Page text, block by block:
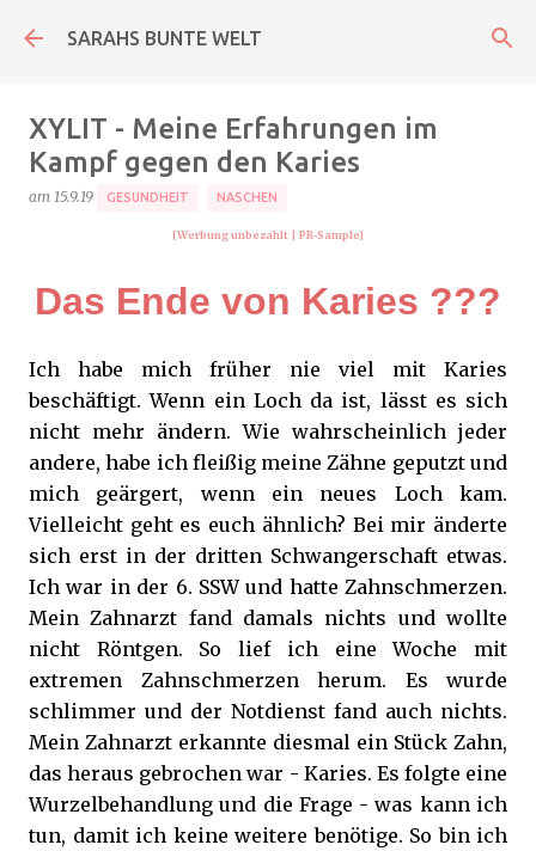
Direkt zum Hauptbereich
SARAHS BUNTE WELT
XYLIT - Meine Erfahrungen im
Kampf gegen den Karies
am 15.9.19 GESUNDHEIT NASCHEN
[Werbung unbezahlt | PR-Sample]
Das Ende von Karies ???
Ich habe mich früher nie viel mit Karies
beschäftigt. Wenn ein Loch da ist, lässt es sich
nicht mehr ändern. Wie wahrscheinlich jeder
andere, habe ich fleißig meine Zähne geputzt und
mich geärgert, wenn ein neues Loch kam.
Vielleicht geht es euch ähnlich? Bei mir änderte
sich erst in der dritten Schwangerschaft etwas.
Ich war in der 6. SSW und hatte Zahnschmerzen.
Mein Zahnarzt fand damals nichts und wollte
nicht Röntgen. So lief ich eine Woche mit
extremen Zahnschmerzen herum. Es wurde
schlimmer und der Notdienst fand auch nichts.
Mein Zahnarzt erkannte diesmal ein Stück Zahn,
das heraus gebrochen war - Karies. Es folgte eine
Wurzelbehandlung und die Frage - was kann ich
tun, damit ich keine weitere benötige. So bin ich